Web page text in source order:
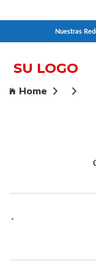
Nuestras
Home
-